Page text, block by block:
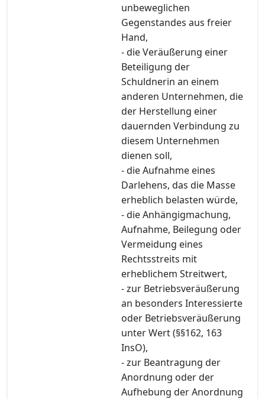
unbeweglichen
Gegenstandes aus freier
Hand,
- die Veräußerung einer
Beteiligung der
Schuldnerin an einem
anderen Unternehmen, die
der Herstellung einer
dauernden Verbindung zu
diesem Unternehmen
dienen soll,
- die Aufnahme eines
Darlehens, das die Masse
erheblich belasten würde,
- die Anhängigmachung,
Aufnahme, Beilegung oder
Vermeidung eines
Rechtsstreits mit
erheblichem Streitwert,
- zur Betriebsveräußerung
an besonders Interessierte
oder Betriebsveräußerung
unter Wert (§§162, 163
InsO),
- zur Beantragung der
Anordnung oder der
Aufhebung der Anordnung